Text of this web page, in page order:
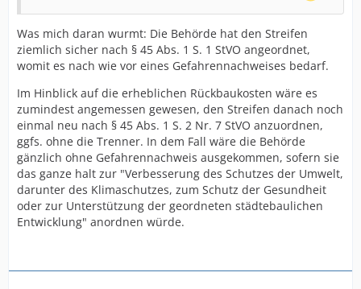
Was mich daran wurmt: Die Behörde hat den Streifen
ziemlich sicher nach § 45 Abs. 1 S. 1 StVO angeordnet,
womit es nach wie vor eines Gefahrennachweises bedarf.
Im Hinblick auf die erheblichen Rückbaukosten wäre es
zumindest angemessen gewesen, den Streifen danach noch
einmal neu nach § 45 Abs. 1 S. 2 Nr. 7 StVO anzuordnen,
ggfs. ohne die Trenner. In dem Fall wäre die Behörde
gänzlich ohne Gefahrennachweis ausgekommen, sofern sie
das ganze halt zur "Verbesserung des Schutzes der Umwelt,
darunter des Klimaschutzes, zum Schutz der Gesundheit
oder zur Unterstützung der geordneten städtebaulichen
Entwicklung" anordnen würde.